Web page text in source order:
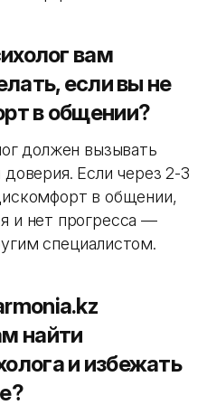
вам
если вы не
в общении?
должен вызывать
Если через 2-3
в общении,
и нет прогресса —
специалистом.
найти
и избежать